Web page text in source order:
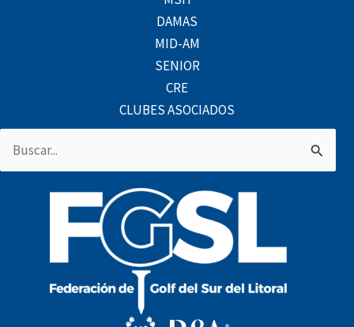
DAMAS
MID-AM
SENIOR
CRE
CLUBES ASOCIADOS
Buscar
por: